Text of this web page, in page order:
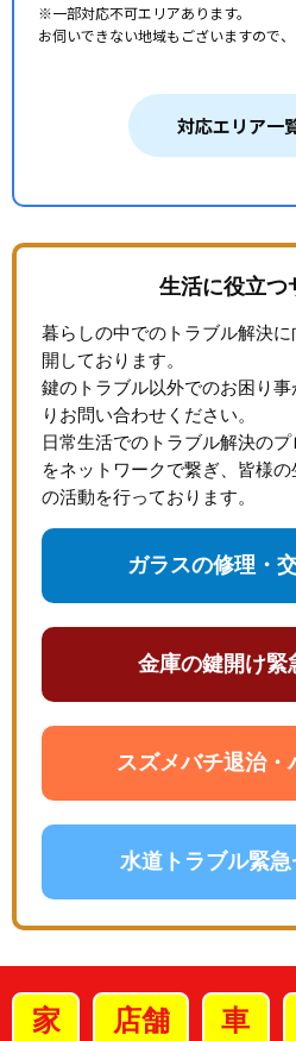
※一部対応不可エリアあります。
お伺いできない地域もございますので、
対応エリア一
生活に役立つ
暮らしの中でのトラブル解決
開しております。
鍵のトラブル以外でのお困り
りお問い合わせください。
日常生活でのトラブル解決の
をネットワークで繋ぎ、皆様
の活動を行っております。
ガラスの修理・
金庫の鍵開け緊
スズメバチ退治・
水道トラブル緊
家 店舗 車